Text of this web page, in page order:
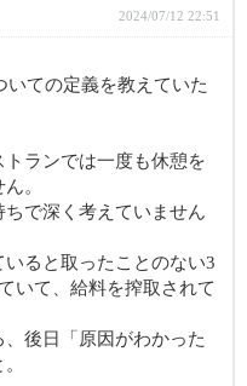
2024/07/12 22:51
いての定義を教えていた
ランでは一度も休憩を
。
で深く考えていません
ると取ったことのない3
いて、給料を搾取されて
後日「原因がわかった